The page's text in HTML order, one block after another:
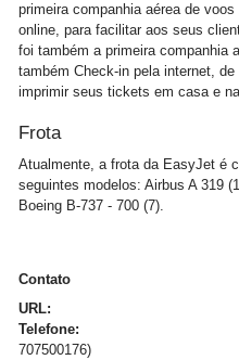
primeira companhia aérea de
online, para facilitar aos seus
foi também a primeira companhia
também Check-in pela internet,
imprimir seus tickets em casa e
Frota
Atualmente, a frota da EasyJet é
seguintes modelos: Airbus A 319
Boeing B-737 - 700 (7).
Contato
URL:
Telefone:
707500176)